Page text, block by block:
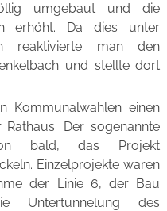
umgebaut und die
erhöht. Da dies unter
reaktivierte man den
und stellte dort
einen
Der sogenannte
bald, das Projekt
Einzelprojekte waren
der Linie 6, der Bau
des